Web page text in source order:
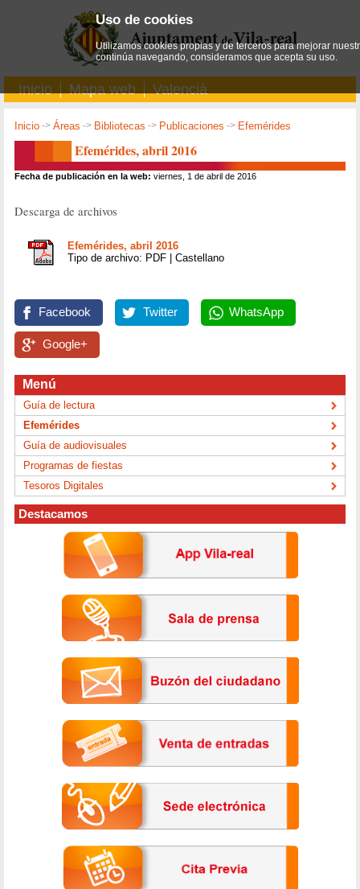
Inicio Mapa web Valencià
Inicio ->Áreas -> Bibliotecas -> Publicaciones -> Efemérides
Efemérides, abril 2016
Fecha de publicación en la web: viernes, 1 de abril de 2016
Descarga de archivos
Efemérides, abril 2016
Tipo de archivo: PDF | Castellano
Facebook Twitter WhatsApp
Google+
Menú
Guía de lectura
Efemérides
Guía de audiovisuales
Programas de fiestas
Tesoros Digitales
Destacamos
Uso de cookies
Utilizamos cookies propias y de terceros para mejorar
continúa navegando, consideramos que acepta su uso.